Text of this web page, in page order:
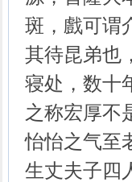
斑，戲可谓
其待昆弟也
寝处，数十
之称宏厚不
怡怡之气至
生丈夫子四